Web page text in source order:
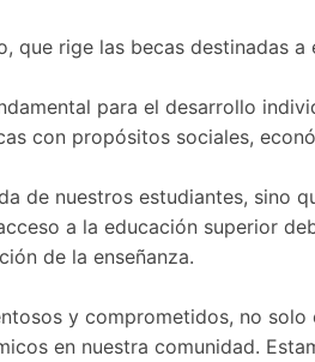
que rige las becas destinadas
para el desarrollo
con propósitos sociales,
de nuestros estudiantes, sino
a la educación superior
de la enseñanza.
y comprometidos, no
en nuestra comunidad.